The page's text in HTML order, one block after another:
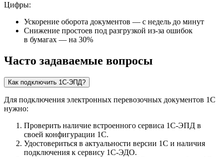
Цифры:
Ускорение оборота документов — с недель до минут
Снижение простоев под разгрузкой из-за ошибок
в бумагах — на 30%
Часто задаваемые вопросы
Как подключить 1С-ЭПД?
Для подключения электронных перевозочных документов 1С
нужно:
Проверить наличие встроенного сервиса 1С-ЭПД в
своей конфигурации 1С.
Удостовериться в актуальности версии 1С и наличия
подключения к сервису 1С-ЭДО.